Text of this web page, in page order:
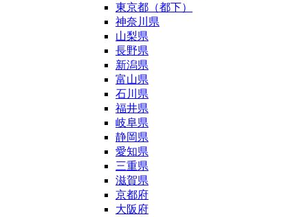
東京都（都下）
神奈川県
山梨県
長野県
新潟県
富山県
石川県
福井県
岐阜県
静岡県
愛知県
三重県
滋賀県
京都府
大阪府